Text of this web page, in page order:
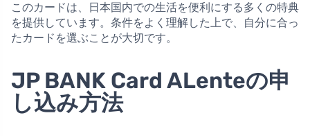
このカードは、日本国内での生活を便利にする多くの特典
を提供しています。条件をよく理解した上で、自分に合っ
たカードを選ぶことが大切です。
JP BANK Card ALenteの申
し込み方法